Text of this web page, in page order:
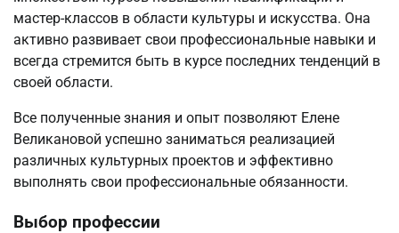
мастер-классов в области культуры и искусства. Она
активно развивает свои профессиональные навыки и
всегда стремится быть в курсе последних тенденций в
своей области.
Все полученные знания и опыт позволяют Елене
Великановой успешно заниматься реализацией
различных культурных проектов и эффективно
выполнять свои профессиональные обязанности.
Выбор профессии